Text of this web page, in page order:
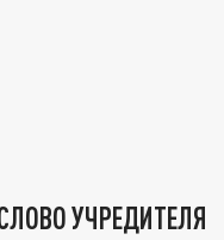
УЧРЕДИТЕЛЯ